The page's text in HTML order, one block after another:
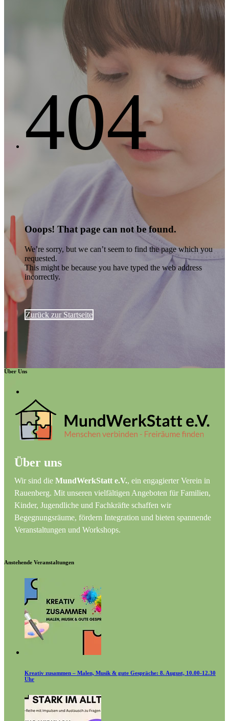
404
Ooops! That page can not be found.
We’re sorry, but we can’t seem to find the page which you
requested.
This might be because you have typed the web address
incorrectly.
Zurück zur Startseite
Über Uns
Über uns
Wir sind die MundWerkStatt e.V., ein engagierter Verein in
Rauenberg. Mit unseren vielfältigen Angeboten für Familien,
Kinder, Jugendliche und Fachkräfte schaffen wir
Begegnungsräume, fördern Integration und bieten spannende
Veranstaltungen und Workshops.
Anstehende Veranstaltungen
Kreativ zusammen – Malen, Musik & gute Gespräche: 8. August, 10.00-12.30
Uhr